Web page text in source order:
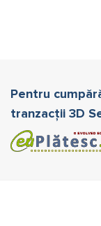
Pentru
tranzacții 3D